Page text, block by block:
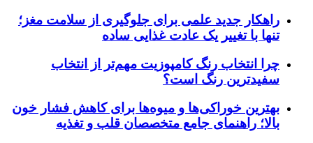
راهکار جدید علمی برای جلوگیری از سلامت مغز؛
تنها با تغییر یک عادت غذایی ساده
چرا انتخاب رنگ کامپوزیت مهم‌تر از انتخاب
سفیدترین رنگ است؟
بهترین خوراکی‌ها و میوه‌ها برای کاهش فشار خون
بالا؛ راهنمای جامع متخصصان قلب و تغذیه